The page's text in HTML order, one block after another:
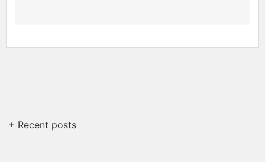
+ Recent posts